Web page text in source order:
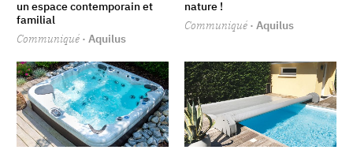
un espace contemporain et
familial
Communiqué · Aquilus
nature !
Communiqué · Aquilus